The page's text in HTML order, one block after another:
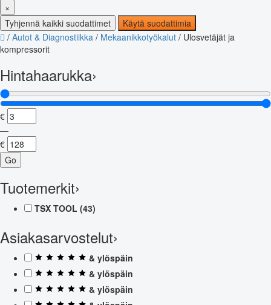
×
Tyhjennä kaikki suodattimet
Käytä suodattimia
/ Autot & Diagnostiikka / Mekaanikkotyökalut / Ulosvetäjät ja
kompressorit
Hintahaarukka›
€
—
€
Go
Tuotemerkit›
TSX TOOL (43)
Asiakasarvostelut›
& ylöspäin
& ylöspäin
& ylöspäin